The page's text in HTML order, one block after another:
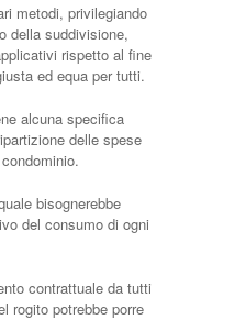
metodi, privilegiando
della suddivisione,
rispetto al fine
ed equa per tutti.
alcuna specifica
delle spese
bisognerebbe
del consumo di ogni
contrattuale da tutti
rogito potrebbe porre